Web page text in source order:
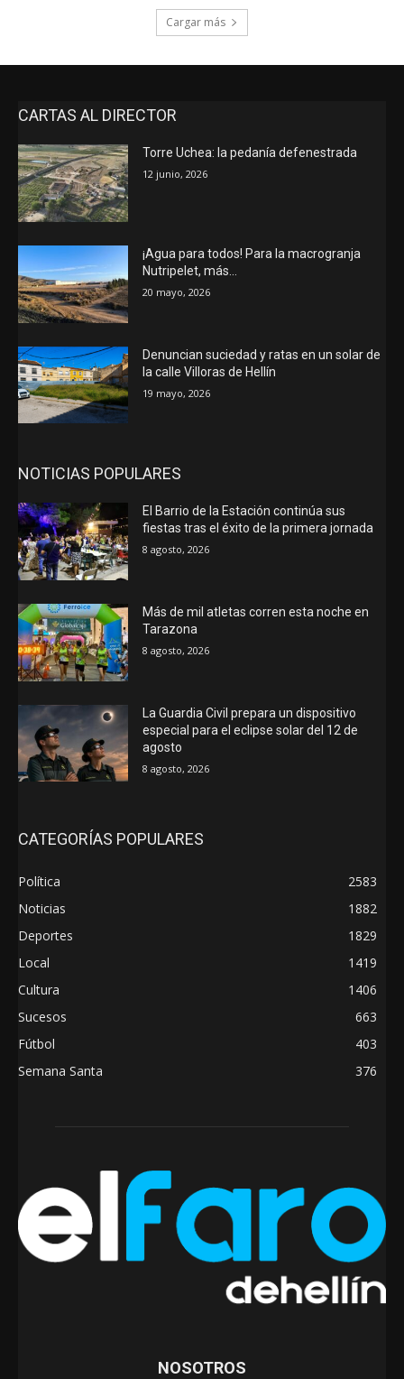
Cargar más
CARTAS AL DIRECTOR
Torre Uchea: la pedanía defenestrada
12 junio, 2026
¡Agua para todos! Para la macrogranja
Nutripelet, más…
20 mayo, 2026
Denuncian suciedad y ratas en un solar de
la calle Villoras de Hellín
19 mayo, 2026
NOTICIAS POPULARES
El Barrio de la Estación continúa sus
fiestas tras el éxito de la primera jornada
8 agosto, 2026
Más de mil atletas corren esta noche en
Tarazona
8 agosto, 2026
La Guardia Civil prepara un dispositivo
especial para el eclipse solar del 12 de
agosto
8 agosto, 2026
CATEGORÍAS POPULARES
Política
2583
Noticias
1882
Deportes
1829
Local
1419
Cultura
1406
Sucesos
663
Fútbol
403
Semana Santa
376
NOSOTROS